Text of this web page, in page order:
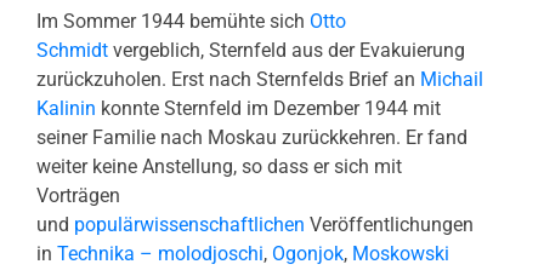
Im Sommer 1944 bemühte sich Otto
Schmidt vergeblich, Sternfeld aus der Evakuierung
zurückzuholen. Erst nach Sternfelds Brief an Michail
Kalinin konnte Sternfeld im Dezember 1944 mit
seiner Familie nach Moskau zurückkehren. Er fand
weiter keine Anstellung, so dass er sich mit
Vorträgen
und populärwissenschaftlichen Veröffentlichungen
in Technika – molodjoschi, Ogonjok, Moskowski